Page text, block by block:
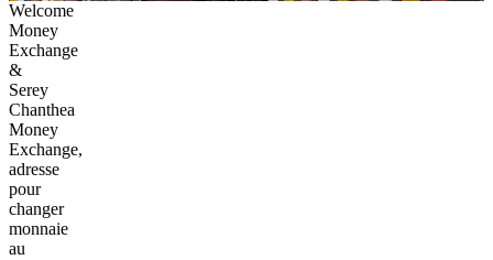
Welcome
Money
Exchange
&
Serey
Chanthea
Money
Exchange,
adresse
pour
changer
monnaie
au